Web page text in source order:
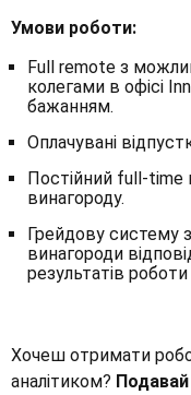
Умови роботи:
Full remote з
колегами в офісі
бажанням.
Оплачувані
Постійний full-time
винагороду.
Грейдову систему
винагороди
результатів
Хочеш отримати
аналітиком?